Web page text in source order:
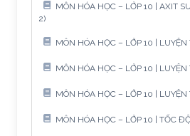
MÔN HÓA HỌC – LỚP 10 | AXIT
2)
MÔN HÓA HỌC – LỚP 10 |
MÔN HÓA HỌC – LỚP 10 |
MÔN HÓA HỌC – LỚP 10 |
MÔN HÓA HỌC – LỚP 10 | TỐC